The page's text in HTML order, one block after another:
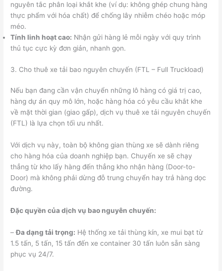
nguyên tắc phân loại khắt khe (ví dụ: không ghép chung hàng
thực phẩm với hóa chất) để chống lây nhiễm chéo hoặc móp
méo.
Tính linh hoạt cao: Nhận gửi hàng lẻ mỗi ngày với quy trình
thủ tục cực kỳ đơn giản, nhanh gọn.
3. Cho thuê xe tải bao nguyên chuyến (FTL – Full Truckload)
Nếu bạn đang cần vận chuyển những lô hàng có giá trị cao,
hàng dự án quy mô lớn, hoặc hàng hóa có yêu cầu khắt khe
về mặt thời gian (giao gấp), dịch vụ thuê xe tải nguyên chuyến
(FTL) là lựa chọn tối ưu nhất.
Với dịch vụ này, toàn bộ không gian thùng xe sẽ dành riêng
cho hàng hóa của doanh nghiệp bạn. Chuyến xe sẽ chạy
thẳng từ kho lấy hàng đến thẳng kho nhận hàng (Door-to-
Door) mà không phải dừng đỗ trung chuyển hay trả hàng dọc
đường.
Đặc quyền của dịch vụ bao nguyên chuyến:
–Đa dạng tải trọng: Hệ thống xe tải thùng kín, xe mui bạt từ
1.5 tấn, 5 tấn, 15 tấn đến xe container 30 tấn luôn sẵn sàng
phục vụ 24/7.